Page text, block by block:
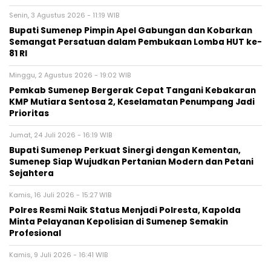
Senin, 3 Agustus 2026 - 11:19 WIB
Bupati Sumenep Pimpin Apel Gabungan dan Kobarkan
Semangat Persatuan dalam Pembukaan Lomba HUT ke-
81 RI
Minggu, 2 Agustus 2026 - 19:02 WIB
Pemkab Sumenep Bergerak Cepat Tangani Kebakaran
KMP Mutiara Sentosa 2, Keselamatan Penumpang Jadi
Prioritas
Jumat, 24 Juli 2026 - 16:19 WIB
Bupati Sumenep Perkuat Sinergi dengan Kementan,
Sumenep Siap Wujudkan Pertanian Modern dan Petani
Sejahtera
Kamis, 16 Juli 2026 - 15:27 WIB
Polres Resmi Naik Status Menjadi Polresta, Kapolda
Minta Pelayanan Kepolisian di Sumenep Semakin
Profesional
Kamis, 9 Juli 2026 - 16:41 WIB